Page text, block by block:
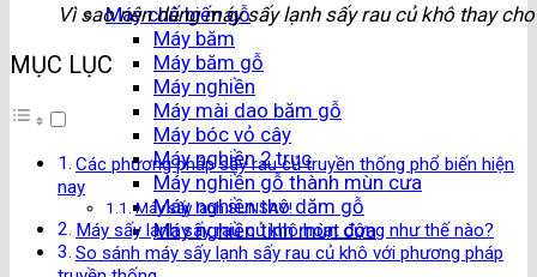
Máy chế biến gỗ
Máy băm
Máy băm gỗ
Máy nghiền
Máy mài dao băm gỗ
Máy bóc vỏ cây
Máy nghiền 2 trục
Máy nghiền gỗ thành mùn cưa
Máy nghiền thô dăm gỗ
Máy nghiền tinh mùn cưa
Vì sao nên dùng máy sấy lạnh sấy rau củ khô thay
MỤC LỤC
Các phương pháp sấy rau củ truyền thống phổ biến hiện
nay
Máy sấy lạnh SUNSAY!
Máy sấy lạnh sấy rau củ khô hoạt động như thế nào?
So sánh máy sấy lạnh sấy rau củ khô với phương pháp